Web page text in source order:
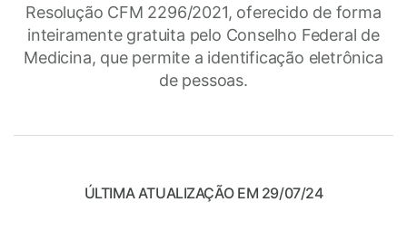
Resolução CFM 2296/2021, oferecido de forma
inteiramente gratuita pelo Conselho Federal de
Medicina, que permite a identificação eletrônica
de pessoas.
ÚLTIMA ATUALIZAÇÃO EM 29/07/24